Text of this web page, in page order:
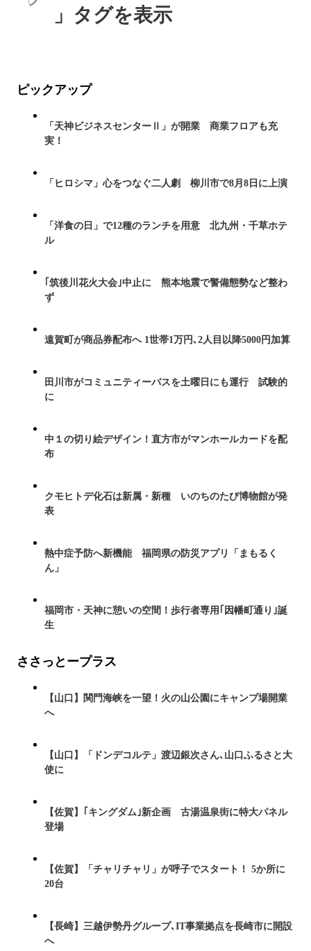
」タグを表示
ピックアップ
「天神ビジネスセンターⅡ」が開業 商業フロアも充
実！
「ヒロシマ」心をつなぐ二人劇 柳川市で8月8日に上演
「洋食の日」で12種のランチを用意 北九州・千草ホテ
ル
｢筑後川花火大会｣中止に 熊本地震で警備態勢など整わ
ず
遠賀町が商品券配布へ 1世帯1万円､2人目以降5000円加算
田川市がコミュニティーバスを土曜日にも運行 試験的
に
中１の切り絵デザイン！直方市がマンホールカードを配
布
クモヒトデ化石は新属・新種 いのちのたび博物館が発
表
熱中症予防へ新機能 福岡県の防災アプリ「まもるく
ん」
福岡市・天神に憩いの空間！歩行者専用｢因幡町通り｣誕
生
ささっとープラス
【山口】関門海峡を一望！火の山公園にキャンプ場開業
へ
【山口】「ドンデコルテ」渡辺銀次さん､山口ふるさと大
使に
【佐賀】｢キングダム｣新企画 古湯温泉街に特大パネル
登場
【佐賀】「チャリチャリ」が呼子でスタート！ 5か所に
20台
【長崎】三越伊勢丹グループ､IT事業拠点を長崎市に開設
へ